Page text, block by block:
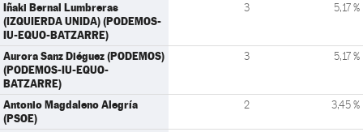
Iñaki Bernal Lumbreras
(IZQUIERDA UNIDA) (PODEMOS-
IU-EQUO-BATZARRE)
3 5,17 %
Aurora Sanz Diéguez (PODEMOS)
(PODEMOS-IU-EQUO-
BATZARRE)
3 5,17 %
Antonio Magdaleno Alegría
(PSOE)
2 3,45 %